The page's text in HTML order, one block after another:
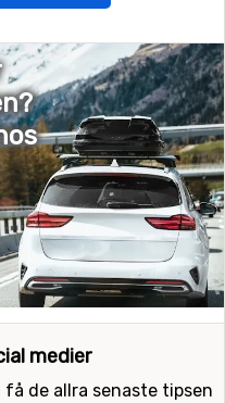
medier
få de allra senaste tipsen